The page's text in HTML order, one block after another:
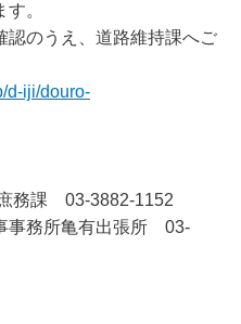
。
認のうえ、道路維持課へご
d-iji/douro-
務課 03-3882-1152
事務所亀有出張所 03-